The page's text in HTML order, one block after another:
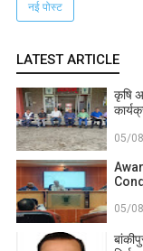
नई पोस्ट
LATEST ARTICLE
कृषि
05/
05/